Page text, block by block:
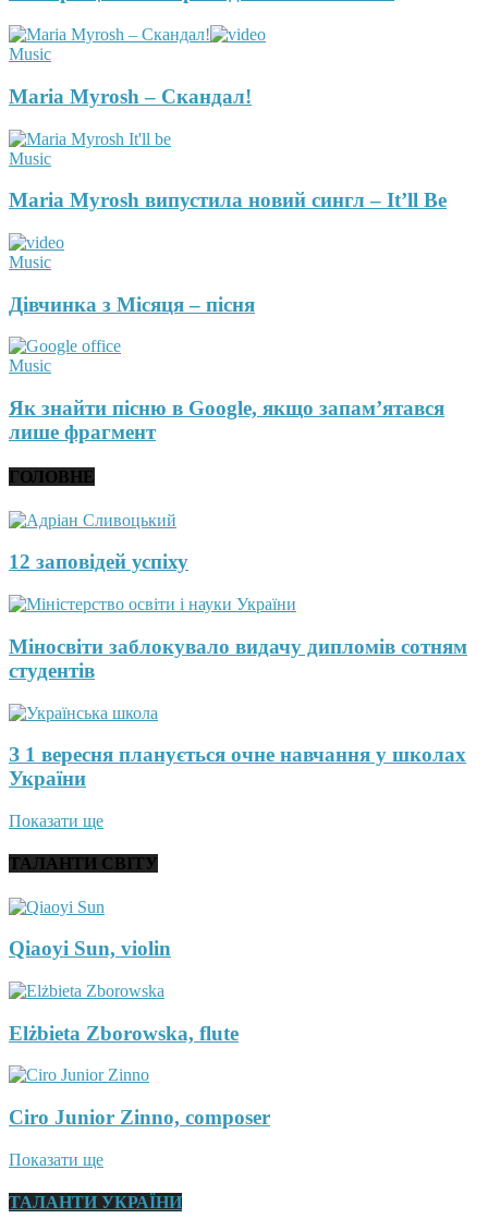
Music
Maria Myrosh – Скандал!
Music
Maria Myrosh випустила новий сингл – It’ll Be
Music
Дівчинка з Місяця – пісня
Music
Як знайти пісню в Google, якщо запам’ятався
лише фрагмент
ГОЛОВНЕ
12 заповідей успіху
Міносвіти заблокувало видачу дипломів сотням
студентів
З 1 вересня планується очне навчання у школах
України
Показати ще
ТАЛАНТИ СВІТУ
Qiaoyi Sun, violin
Elżbieta Zborowska, flute
Ciro Junior Zinno, composer
Показати ще
ТАЛАНТИ УКРАЇНИ